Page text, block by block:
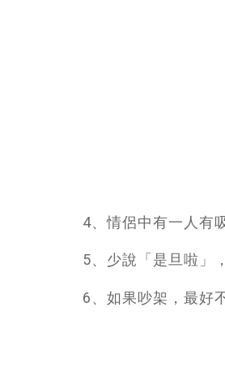
4、情侶中有一人有
5、少說「是旦啦」
6、如果吵架，最好